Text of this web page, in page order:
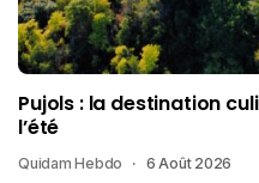
Pujols : la destination
l’été
Quidam Hebdo 6 Août 2026